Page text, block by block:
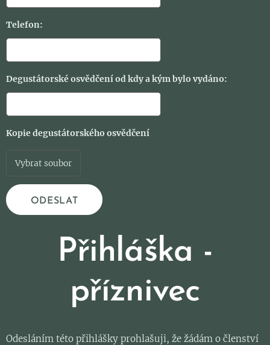
Telefon:
Degustátorské osvědčení od kdy a kým bylo vydáno:
Kopie degustátorského osvědčení
Vybrat soubor
ODESLAT
Přihláška -
příznivec
Odesláním této přihlášky prohlašuji, že žádám o členství